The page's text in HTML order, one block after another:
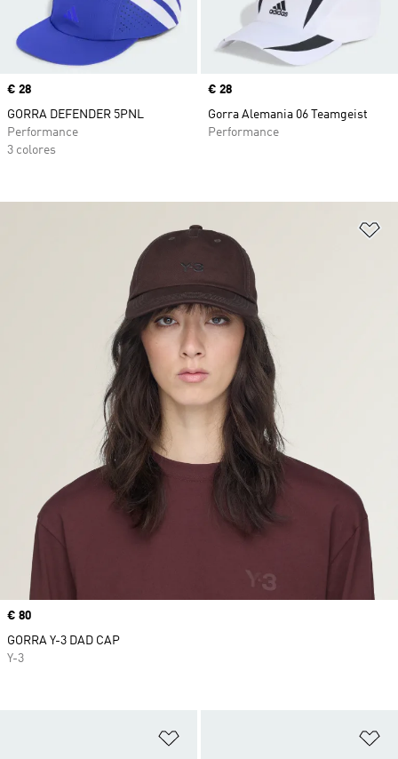
Precio
€ 28
GORRA DEFENDER 5PNL
Performance
3 colores
Precio
€ 28
Gorra Alemania 06 Teamgeist
Performance
Precio
€ 80
GORRA Y-3 DAD CAP
Y-3